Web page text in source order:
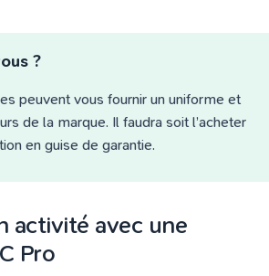
?
peuvent vous fournir un uniforme et
de la marque. Il faudra soit l’acheter
en guise de garantie.
activité avec une
Pro